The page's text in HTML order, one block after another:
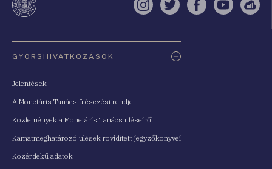
Instagram
TwitterFacebook
YouTube
GYORSHIVATKOZÁSOK
Jelentések
A Monetáris Tanács ülésezési rendje
Közlemények a Monetáris Tanács üléseiről
Kamatmeghatározó ülések rövidített jegyzőkönyvei
Közérdekű adatok